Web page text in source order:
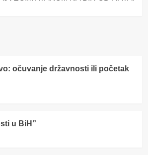
očuvanje državnosti ili početak
u BiH”